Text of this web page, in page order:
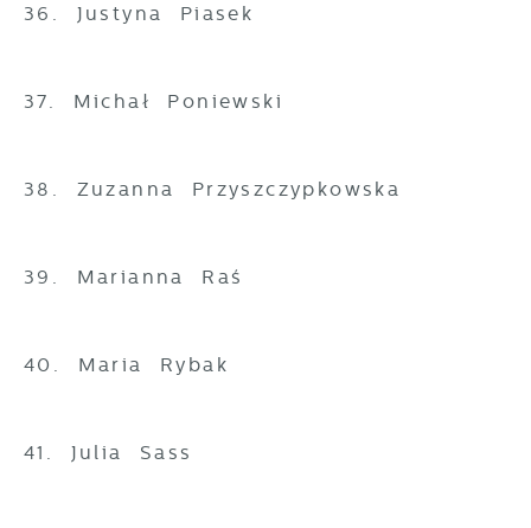
36. Justyna Piasek
37. Michał Poniewski
38. Zuzanna Przyszczypkowska
39. Marianna Raś
40. Maria Rybak
41. Julia Sass